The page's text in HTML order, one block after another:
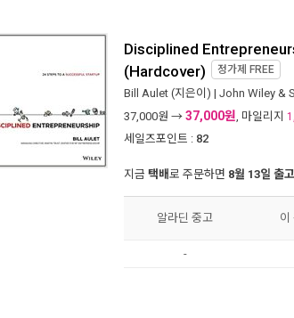
Disciplined
(Hardcover) 정가제 FREE
Bill Aulet (지은이) | John Wiley &
37,000원 → 37,000원, 마일리지
세일즈포인트 : 82
지금 택배로 주문하면 8월 13일 출고
알라딘 중고 이
-